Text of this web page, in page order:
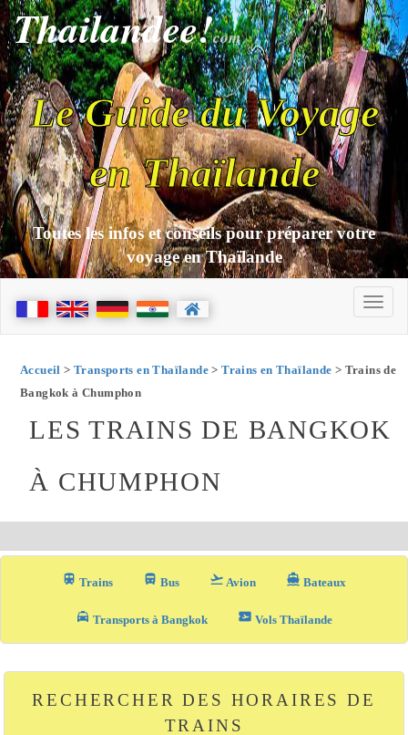
Thailandee!com
Le Guide du Voyage
en Thaïlande
Toutes les infos et conseils pour préparer votre
voyage en Thaïlande
Accueil > Transports en Thaïlande>Trains en Thaïlande > Trains de
Bangkok à Chumphon
LES TRAINS DE BANGKOK
À CHUMPHON
train Trains directions_bus_filled Bus flight_takeoff Avion directions_boat Bateaux
local_taxi Transports à Bangkok airplane_ticket Vols Thaïlande
RECHERCHER DES HORAIRES DE
TRAINS